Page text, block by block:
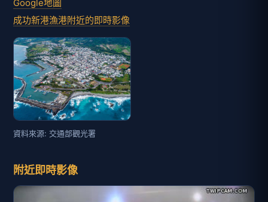
Google地圖
成功新港漁港附近的即時影像
資料來源: 交通部觀光署
附近即時影像